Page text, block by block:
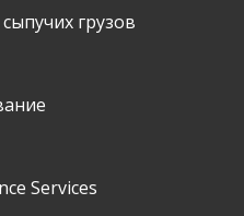
грузов
Services